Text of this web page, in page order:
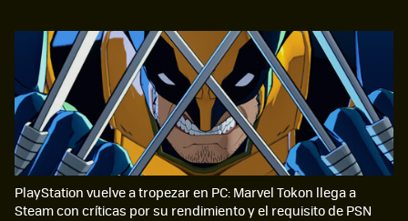
PlayStation vuelve a tropezar en PC: Marvel Tokon llega a
Steam con críticas por su rendimiento y el requisito de PSN